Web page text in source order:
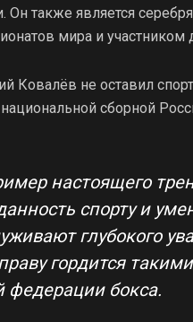
Он также является
мира и участником
Ковалёв не оставил
сборной
настоящего
спорту и
глубокого
гордится
федерации бокса.